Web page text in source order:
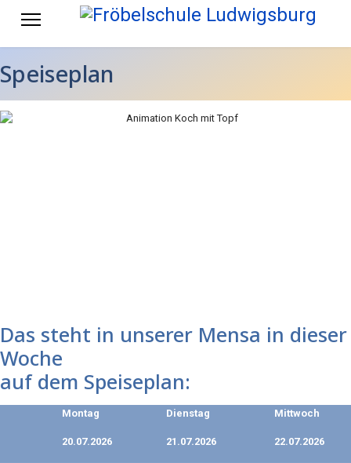
Speiseplan
Das steht in unserer Mensa in dieser
Woche
auf dem Speiseplan:
Montag
20.07.2026
Dienstag
21.07.2026
Mittwoch
22.07.2026